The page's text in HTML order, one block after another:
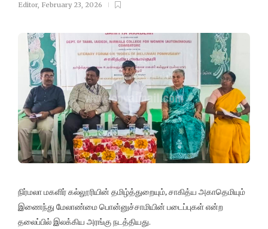
Editor, February 23, 2026
நிர்மலா மகளிர் கல்லூரியின் தமிழ்த்துறையும், சாகித்ய அகாதெமியும்
இணைந்து மேலாண்மை பொன்னுச்சாமியின் படைப்புகள் என்ற
தலைப்பில் இலக்கிய அரங்கு நடத்தியது.